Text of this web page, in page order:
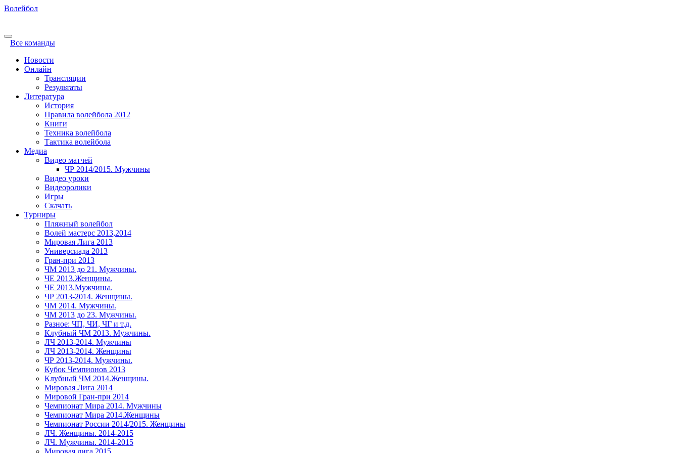
Волейбол
Все команды
Новости
Онлайн
Трансляции
Результаты
Литература
История
Правила волейбола 2012
Книги
Техника волейбола
Тактика волейбола
Медиа
Видео матчей
ЧР 2014/2015. Мужчины
Видео уроки
Видеоролики
Игры
Скачать
Турниры
Пляжный волейбол
Волей мастерс 2013,2014
Мировая Лига 2013
Универсиада 2013
Гран-при 2013
ЧМ 2013 до 21. Мужчины.
ЧЕ 2013.Женщины.
ЧЕ 2013.Мужчины.
ЧР 2013-2014. Женщины.
ЧМ 2014. Мужчины.
ЧМ 2013 до 23. Мужчины.
Разное: ЧП, ЧИ, ЧГ и т.д.
Клубный ЧМ 2013. Мужчины.
ЛЧ 2013-2014. Мужчины
ЛЧ 2013-2014. Женщины
ЧР 2013-2014. Мужчины.
Кубок Чемпионов 2013
Клубный ЧМ 2014.Женщины.
Мировая Лига 2014
Мировой Гран-при 2014
Чемпионат Мира 2014. Мужчины
Чемпионат Мира 2014.Женщины
Чемпионат России 2014/2015. Женщины
ЛЧ. Женщины. 2014-2015
ЛЧ. Мужчины. 2014-2015
Мировая лига 2015